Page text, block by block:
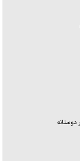
دوستانه